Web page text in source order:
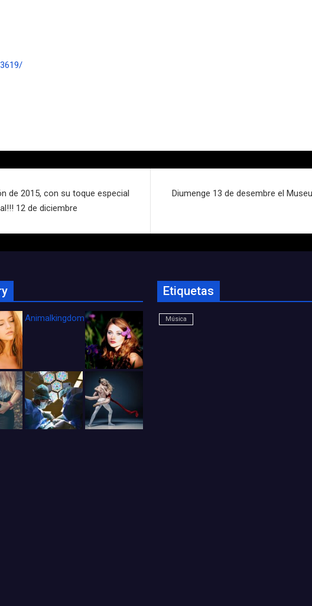
de 2015, con su toque especial
12 de diciembre
Diumenge 13 de desembre el
Animalkingdom_FichaCine
Etiquetas
Música